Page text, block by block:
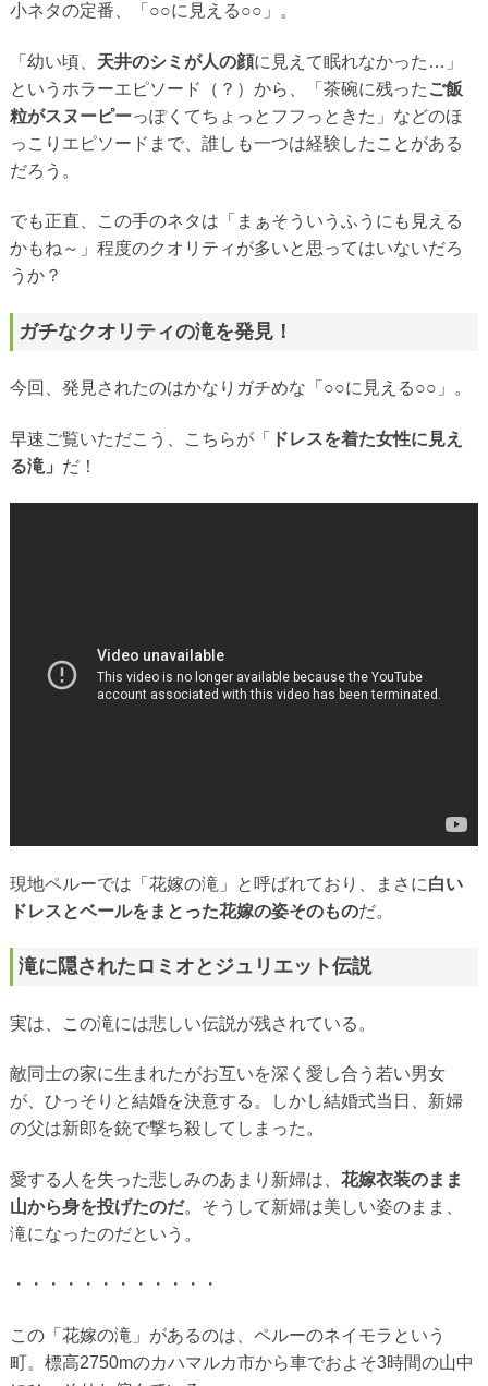
小ネタの定番、「○○に見える○○」。
「幼い頃、 天井のシミが人の顔に見えて眠れなかった…」
というホラーエピソード（？）から、「茶碗に残った ご飯
粒がスヌーピーっぽくてちょっとフフっときた」などのほ
っこりエピソードまで、誰しも一つは経験したことがある
だろう。
でも正直、この手のネタは「まぁそういうふうにも見える
かもね～」程度のクオリティが多いと思ってはいないだろ
うか？
ガチなクオリティの滝を発見！
今回、発見されたのはかなりガチめな「○○に見える○○」。
早速ご覧いただこう、こちらが「
ドレスを着た女性に見え
る滝」 だ！
現地ペルーでは「花嫁の滝」と呼ばれており、まさに白い
ドレスとベールをまとった花嫁の姿そのものだ。
滝に隠されたロミオとジュリエット伝説
実は、この滝には悲しい伝説が残されている。
敵同士の家に生まれたがお互いを深く愛し合う若い男女
が、ひっそりと結婚を決意する。しかし結婚式当日、新婦
の父は新郎を銃で撃ち殺してしまった。
愛する人を失った悲しみのあまり新婦は、 花嫁衣装のまま
山から身を投げたのだ。そうして新婦は美しい姿のまま、
滝になったのだという。
・・・・・・・・・・・・
この「花嫁の滝」があるのは、ペルーのネイモラという
町。標高2750mのカハマルカ市から車でおよそ3時間の山中